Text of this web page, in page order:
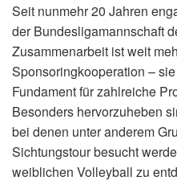
Seit nunmehr 20 Jahren
der Bundesligamannschaft
Zusammenarbeit ist weit
Sponsoringkooperation –
Fundament für zahlreiche
Besonders hervorzuheben
bei denen unter anderem
Sichtungstour besucht
weiblichen Volleyball zu